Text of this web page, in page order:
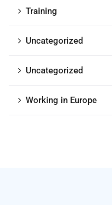
Training
Uncategorized
Uncategorized
Working in Europe